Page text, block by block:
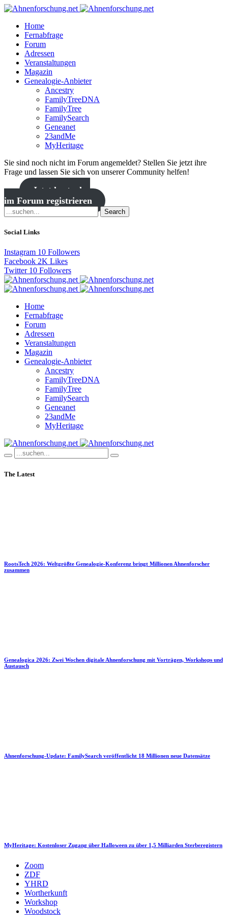
Home
Fernabfrage
Forum
Adressen
Veranstaltungen
Magazin
Genealogie-Anbieter
Ancestry
FamilyTreeDNA
FamilyTree
FamilySearch
Geneanet
23andMe
MyHeritage
Sie sind noch nicht im Forum angemeldet? Stellen Sie jetzt ihre
Frage und lassen Sie sich von unserer Community helfen!
Jetzt kostenlos
im Forum registrieren
Search
Social Links
Instagram 10 Followers
Facebook 2K Likes
Twitter 10 Followers
Home
Fernabfrage
Forum
Adressen
Veranstaltungen
Magazin
Genealogie-Anbieter
Ancestry
FamilyTreeDNA
FamilyTree
FamilySearch
Geneanet
23andMe
MyHeritage
The Latest
RootsTech 2026: Weltgrößte Genealogie-Konferenz bringt Millionen Ahnenforscher
zusammen
Genealogica 2026: Zwei Wochen digitale Ahnenforschung mit Vorträgen, Workshops und
Austausch
Ahnenforschung-Update: FamilySearch veröffentlicht 18 Millionen neue Datensätze
MyHeritage: Kostenloser Zugang über Halloween zu über 1,5 Milliarden Sterberegistern
Zoom
ZDF
YHRD
Wortherkunft
Workshop
Woodstock